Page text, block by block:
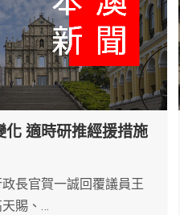
化 適時研推經援措施
官賀一誠回覆議員王
賜、…